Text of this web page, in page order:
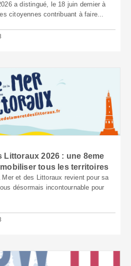
a distingué, le 18 juin dernier à
citoyennes contribuant à faire...
Littoraux 2026 : une 8eme
tous les territoires
et des Littoraux revient pour sa
désormais incontournable pour